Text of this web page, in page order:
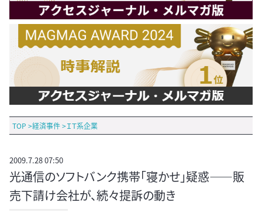
TOP >経済事件>ＩＴ系企業
2009.7.28 07:50
光通信のソフトバンク携帯「寝かせ」疑惑――販
売下請け会社が、続々提訴の動き